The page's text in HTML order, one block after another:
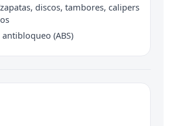
discos, tambores, calipers
(ABS)